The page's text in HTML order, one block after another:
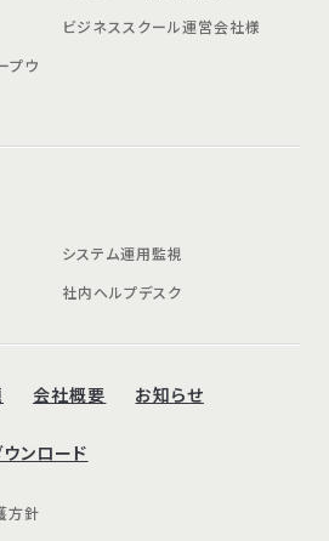
会社概要 お知らせ
ンロード
ビジネススクール運営会社様
プウ
システム運用監視
社内ヘルプデスク
方針